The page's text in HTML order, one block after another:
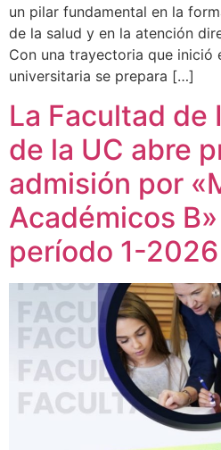
un pilar fundamental en la
de la salud y en la atención
Con una trayectoria que inició
universitaria se prepara […]
La Facultad de
de la UC abre
admisión por
Académicos
período 1-2026